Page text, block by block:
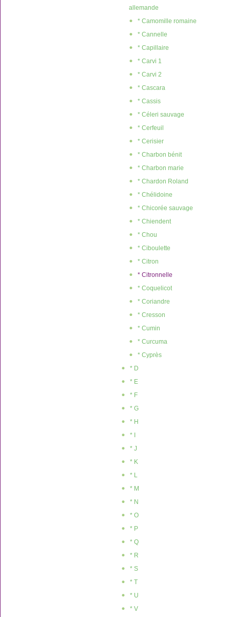
allemande
* Camomille romaine
* Cannelle
* Capillaire
* Carvi 1
* Carvi 2
* Cascara
* Cassis
* Céleri sauvage
* Cerfeuil
* Cerisier
* Charbon bénit
* Charbon marie
* Chardon Roland
* Chélidoine
* Chicorée sauvage
* Chiendent
* Chou
* Ciboulette
* Citron
* Citronnelle
* Coquelicot
* Coriandre
* Cresson
* Cumin
* Curcuma
* Cyprès
* D
* E
* F
* G
* H
* I
* J
* K
* L
* M
* N
* O
* P
* Q
* R
* S
* T
* U
* V